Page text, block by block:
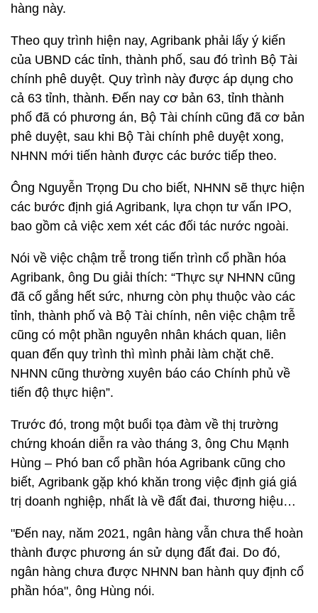
hàng này.
Theo quy trình hiện nay, Agribank phải lấy ý kiến
của UBND các tỉnh, thành phố, sau đó trình Bộ Tài
chính phê duyệt. Quy trình này được áp dụng cho
cả 63 tỉnh, thành. Đến nay cơ bản 63, tỉnh thành
phố đã có phương án, Bộ Tài chính cũng đã cơ bản
phê duyệt, sau khi Bộ Tài chính phê duyệt xong,
NHNN mới tiến hành được các bước tiếp theo.
Ông Nguyễn Trọng Du cho biết, NHNN sẽ thực hiện
các bước định giá Agribank, lựa chọn tư vấn IPO,
bao gồm cả việc xem xét các đối tác nước ngoài.
Nói về việc chậm trễ trong tiến trình cổ phần hóa
Agribank, ông Du giải thích: “Thực sự NHNN cũng
đã cố gắng hết sức, nhưng còn phụ thuộc vào các
tỉnh, thành phố và Bộ Tài chính, nên việc chậm trễ
cũng có một phần nguyên nhân khách quan, liên
quan đến quy trình thì mình phải làm chặt chẽ.
NHNN cũng thường xuyên báo cáo Chính phủ về
tiến độ thực hiện”.
Trước đó, trong một buổi tọa đàm về thị trường
chứng khoán diễn ra vào tháng 3, ông Chu Mạnh
Hùng – Phó ban cổ phần hóa Agribank cũng cho
biết, Agribank gặp khó khăn trong việc định giá giá
trị doanh nghiệp, nhất là về đất đai, thương hiệu…
"Đến nay, năm 2021, ngân hàng vẫn chưa thể hoàn
thành được phương án sử dụng đất đai. Do đó,
ngân hàng chưa được NHNN ban hành quy định cổ
phần hóa", ông Hùng nói.